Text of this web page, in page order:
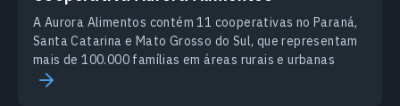
A Aurora Alimentos contém 11 cooperativas no Paraná,
Santa Catarina e Mato Grosso do Sul, que representam
mais de 100.000 famílias em áreas rurais e urbanas